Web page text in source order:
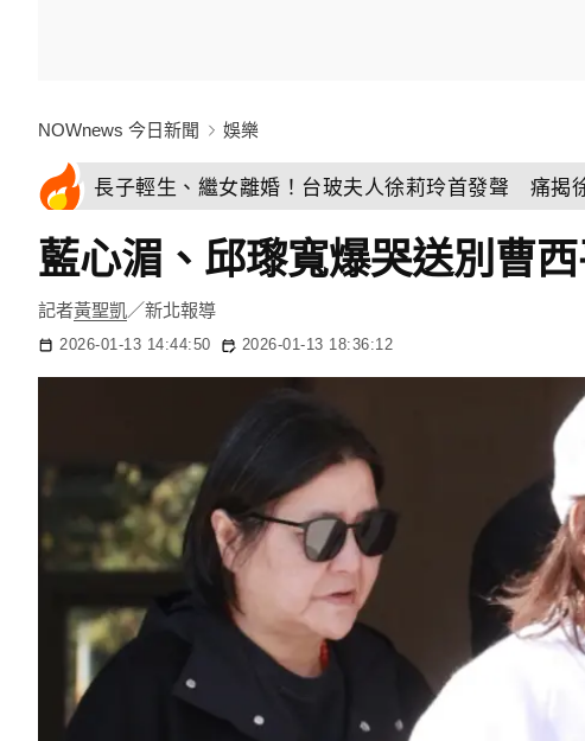
NOWnews 今日新聞 娛樂
長子輕生、繼女離婚！台玻夫人徐莉玲首發聲 痛揭
藍心湄、邱瓈寬爆哭送別曹
記者黃聖凱／新北報導
2026-01-13 14:44:50 2026-01-13 18:36:12